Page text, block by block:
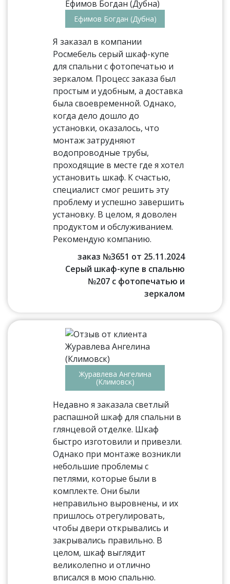
Ефимов Богдан (Дубна)
Я заказал в компании
Росмебель серый шкаф-купе
для спальни с фотопечатью и
зеркалом. Процесс заказа был
простым и удобным, а доставка
была своевременной. Однако,
когда дело дошло до
установки, оказалось, что
монтаж затрудняют
водопроводные трубы,
проходящие в месте где я хотел
установить шкаф. К счастью,
специалист смог решить эту
проблему и успешно завершить
установку. В целом, я доволен
продуктом и обслуживанием.
Рекомендую компанию.
заказ №3651 от 25.11.2024
Серый шкаф-купе в спальню
№207 с фотопечатью и
зеркалом
Журавлева Ангелина
(Климовск)
Недавно я заказала светлый
распашной шкаф для спальни в
глянцевой отделке. Шкаф
быстро изготовили и привезли.
Однако при монтаже возникли
небольшие проблемы с
петлями, которые были в
комплекте. Они были
неправильно выровнены, и их
пришлось отрегулировать,
чтобы двери открывались и
закрывались правильно. В
целом, шкаф выглядит
великолепно и отлично
вписался в мою спальню.